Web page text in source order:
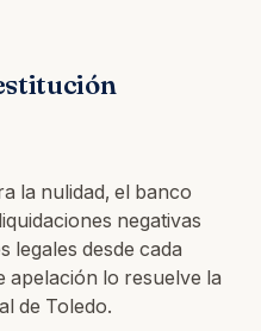
la nulidad, el banco
negativas
legales desde cada
apelación lo resuelve la
de Toledo.